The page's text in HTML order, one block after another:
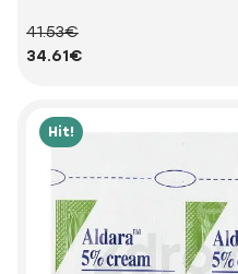
41.53€
34.61€
Hit!